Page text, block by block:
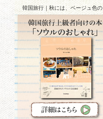
韓国旅行｜秋には、ベージュ色